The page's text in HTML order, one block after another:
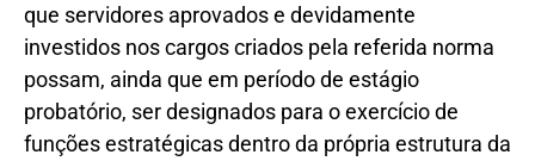
que servidores aprovados e devidamente
investidos nos cargos criados pela referida norma
possam, ainda que em período de estágio
probatório, ser designados para o exercício de
funções estratégicas dentro da própria estrutura da